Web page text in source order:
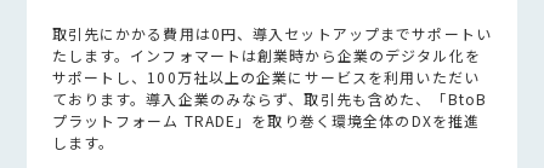
取引先にかかる費用は0円、導入セットアップまでサポートい
たします。インフォマートは創業時から企業のデジタル化を
サポートし、100万社以上の企業にサービスを利用いただい
ております。導入企業のみならず、取引先も含めた、「BtoB
プラットフォーム TRADE」を取り巻く環境全体のDXを推進
します。